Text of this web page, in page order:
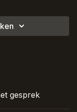
gesprek